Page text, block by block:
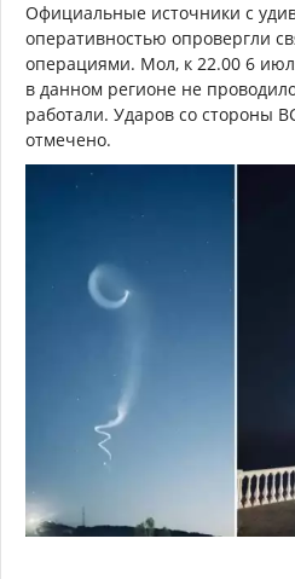
Официальные источники с
оперативностью опровергли
операциями. Мол, к 22.00 6
в данном регионе не
работали. Ударов со стороны
отмечено.